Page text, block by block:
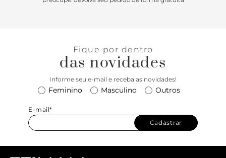
Fique por dentro
das novidades
Informe seu e-mail e receba as novidades!
Feminino Masculino Outros
E-mail*
Cadastrar